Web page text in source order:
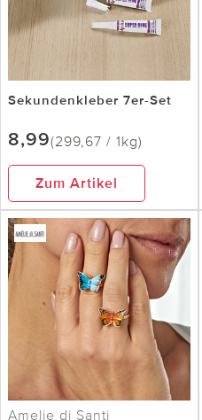
Sekundenkleber 7er-Set
8,99(299,67 / 1kg)
Zum Artikel
Amelie di Santi